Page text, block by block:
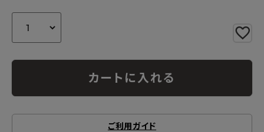
カートに入れる
ご利用ガイド